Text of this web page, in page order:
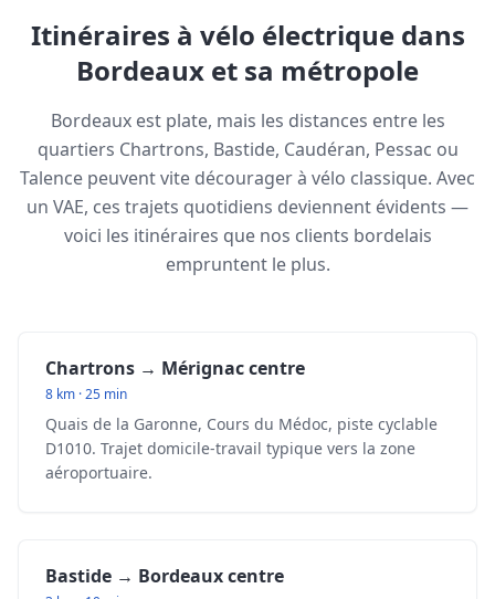
Itinéraires à vélo électrique dans
Bordeaux et sa métropole
Bordeaux est plate, mais les distances entre les
quartiers Chartrons, Bastide, Caudéran, Pessac ou
Talence peuvent vite décourager à vélo classique. Avec
un VAE, ces trajets quotidiens deviennent évidents —
voici les itinéraires que nos clients bordelais
empruntent le plus.
Chartrons → Mérignac centre
8 km · 25 min
Quais de la Garonne, Cours du Médoc, piste cyclable
D1010. Trajet domicile-travail typique vers la zone
aéroportuaire.
Bastide → Bordeaux centre